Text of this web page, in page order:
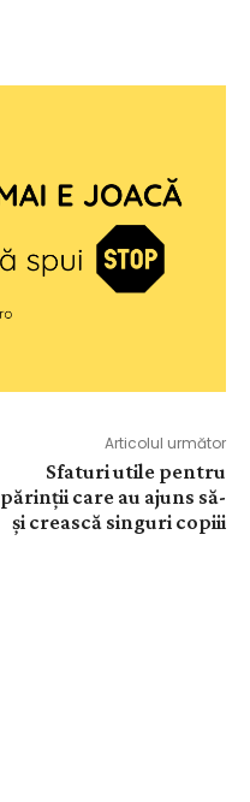
Articolul următor
Sfaturi utile pentru
părinții care au ajuns să-
și crească singuri copiii